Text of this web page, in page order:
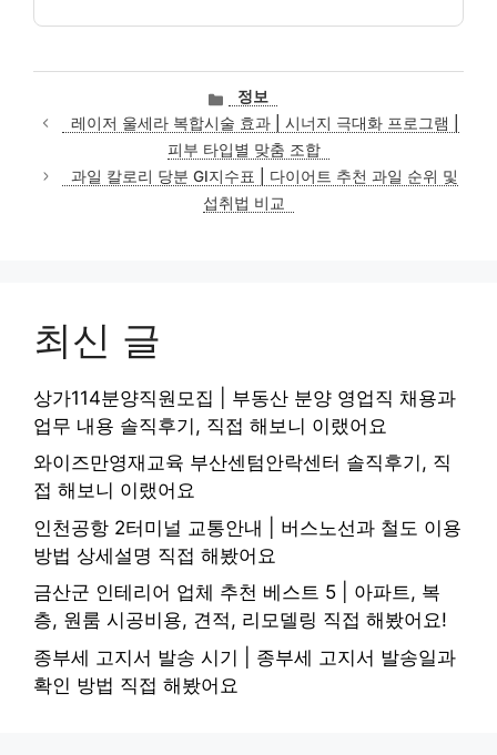
카
테
고
리
정보
레이저 울세라 복합시술 효과 | 시너지 극대화 프로그램 |
피부 타입별 맞춤 조합
과일 칼로리 당분 GI지수표 | 다이어트 추천 과일 순위 및
섭취법 비교
최신 글
상가114분양직원모집 | 부동산 분양 영업직 채용과
업무 내용 솔직후기, 직접 해보니 이랬어요
와이즈만영재교육 부산센텀안락센터 솔직후기, 직
접 해보니 이랬어요
인천공항 2터미널 교통안내 | 버스노선과 철도 이용
방법 상세설명 직접 해봤어요
금산군 인테리어 업체 추천 베스트 5 | 아파트, 복
층, 원룸 시공비용, 견적, 리모델링 직접 해봤어요!
종부세 고지서 발송 시기 | 종부세 고지서 발송일과
확인 방법 직접 해봤어요